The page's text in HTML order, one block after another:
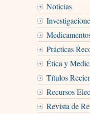
Noticias
Prácticas
Ética y
Títulos
Recursos
Revista de